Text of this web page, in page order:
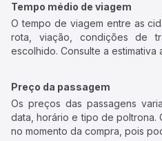
Tempo médio de viagem
O tempo de viagem entre as
rota, viação, condições de
escolhido. Consulte a estimativa
Preço da passagem
Os preços das passagens
data, horário e tipo de poltrona.
no momento da compra, pois